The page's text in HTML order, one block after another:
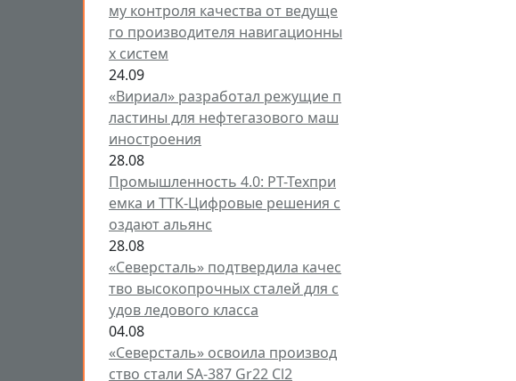
му контроля качества от ведуще
го производителя навигационны
х систем
24.09
«Вириал» разработал режущие п
ластины для нефтегазового маш
иностроения
28.08
Промышленность 4.0: РТ-Техпри
емка и ТТК-Цифровые решения с
оздают альянс
28.08
«Северсталь» подтвердила качес
тво высокопрочных сталей для с
удов ледового класса
04.08
«Северсталь» освоила производ
ство стали SA-387 Gr22 Cl2